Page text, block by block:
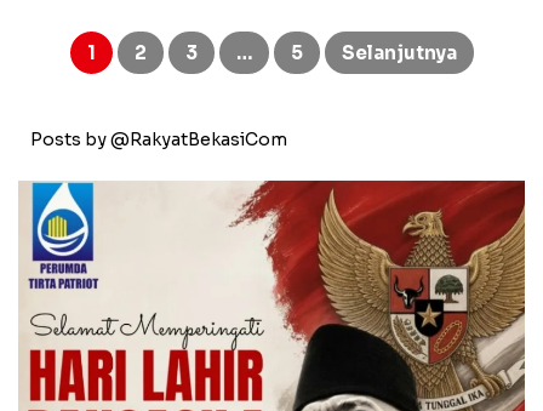
Paginasi
pos
1 2 3 … 5 Selanjutnya
Posts by @RakyatBekasiCom